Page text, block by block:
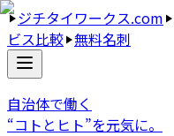
ジチタイワークス.com
ビス比較 無料名刺
自治体で働く
“コトとヒト”を元気に。